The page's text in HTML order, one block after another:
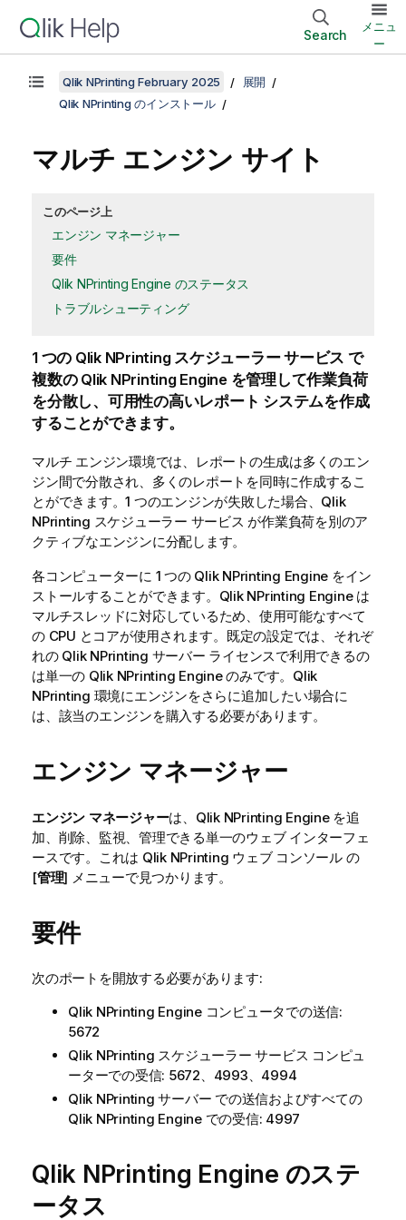
Search
メニュ
ー
Qlik NPrinting February 2025
展開
Qlik NPrinting のインストール
マルチ エンジン サイト
このページ上
エンジン マネージャー
要件
Qlik NPrinting Engine のステータス
トラブルシューティング
1 つの Qlik NPrinting スケジューラー サービス で
複数の Qlik NPrinting Engineを管理して作業負荷
を分散し、可用性の高いレポート システムを作成
することができます。
マルチ エンジン環境では、レポートの生成は多くのエン
ジン間で分散され、多くのレポートを同時に作成するこ
とができます。1 つのエンジンが失敗した場合、 Qlik
NPrinting スケジューラー サービス が作業負荷を別のア
クティブなエンジンに分配します。
各コンピューターに 1 つの Qlik NPrinting Engine をイン
ストールすることができます。 Qlik NPrinting Engineは
マルチスレッドに対応しているため、使用可能なすべて
の CPU とコアが使用されます。既定の設定では、それぞ
れの Qlik NPrinting サーバー ライセンスで利用できるの
は単一の Qlik NPrinting Engineのみです。 Qlik
NPrinting 環境にエンジンをさらに追加したい場合に
は、該当のエンジンを購入する必要があります。
エンジン マネージャー
エンジン マネージャーは、 Qlik NPrinting Engineを追
加、削除、監視、管理できる単一のウェブ インターフェ
ースです。これは Qlik NPrinting ウェブ コンソールの
[管理] メニューで見つかります。
要件
次のポートを開放する必要があります:
Qlik NPrinting Engineコンピュータでの送信:
5672
Qlik NPrinting スケジューラー サービス コンピュ
ーターでの受信: 5672、4993、4994
Qlik NPrinting サーバー での送信およびすべての
Qlik NPrinting Engineでの受信: 4997
Qlik NPrinting Engine のステ
ータス